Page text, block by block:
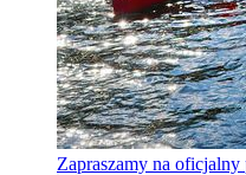
Zapraszamy na